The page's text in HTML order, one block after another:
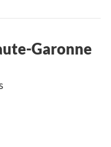
Garonne